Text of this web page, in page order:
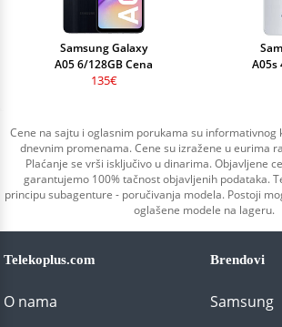
Samsung Galaxy
A05 6/128GB Cena
135€
A05s
Cene na sajtu i oglasnim porukama su informativnog
dnevnim promenama. Cene su izražene u eurima
Plaćanje se vrši isključivo u dinarima. Objavljene
garantujemo 100% tačnost objavljenih podataka.
principu subagenture - poručivanja modela. Postoji
oglašene modele na lageru.
Telekoplus.com
O nama
Brendovi
Samsung